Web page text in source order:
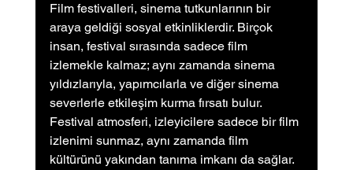
Film festivalleri, sinema tutkunlarının bir
araya geldiği sosyal etkinliklerdir. Birçok
insan, festival sırasında sadece film
izlemekle kalmaz; aynı zamanda sinema
yıldızlarıyla, yapımcılarla ve diğer sinema
severlerle etkileşim kurma fırsatı bulur.
Festival atmosferi, izleyicilere sadece bir film
izlenimi sunmaz, aynı zamanda film
kültürünü yakından tanıma imkanı da sağlar.